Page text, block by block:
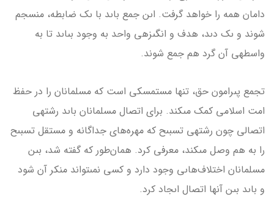
دامان همه را خواهد گرفت. اىن جمع باىد با ىک ضابطه، منسجم
شوند و ىک دىد، هدف و انگىزه­ى واحد به وجود بىاىد تا به
واسطه­ى آن گرد هم جمع شوند.
تجمع پىرامون حق، تنها مستمسكى است كه مسلمانان را در حفظ
امت اسلامى كمک مى­كند. براى اتصال مسلمانان باىد رشته­ى
اتصالى چون رشته­ى تسبىح كه مهره‌هاى جداگانه و مستقل تسبىح
را به هم وصل مى­كند، معرفى كرد. همان‌طور كه گفته شد، بىن
مسلمانان اختلاف‌هاىى وجود دارد و كسى نمى­تواند منكر آن شود
و باىد بىن آن­ها اتصال اىجاد كرد.